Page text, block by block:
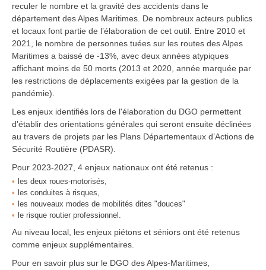
reculer le nombre et la gravité des accidents dans le
département des Alpes Maritimes. De nombreux acteurs publics
et locaux font partie de l’élaboration de cet outil. Entre 2010 et
2021, le nombre de personnes tuées sur les routes des Alpes
Maritimes a baissé de -13%, avec deux années atypiques
affichant moins de 50 morts (2013 et 2020, année marquée par
les restrictions de déplacements exigées par la gestion de la
pandémie).
Les enjeux identifiés lors de l'élaboration du DGO permettent
d’établir des orientations générales qui seront ensuite déclinées
au travers de projets par les Plans Départementaux d’Actions de
Sécurité Routière (PDASR).
Pour 2023-2027, 4 enjeux nationaux ont été retenus :
les deux roues-motorisés,
les conduites à risques,
les nouveaux modes de mobilités dites "douces"
le risque routier professionnel.
Au niveau local, les enjeux piétons et séniors ont été retenus
comme enjeux supplémentaires.
Pour en savoir plus sur le DGO des Alpes-Maritimes,